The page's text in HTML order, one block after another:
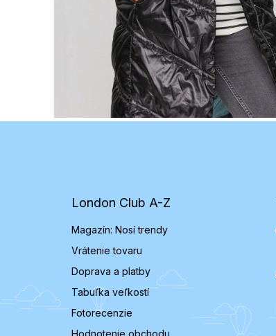
London Club A-Z
Magazín: Nosí trendy
Vrátenie tovaru
Doprava a platby
Tabuľka veľkostí
Fotorecenzie